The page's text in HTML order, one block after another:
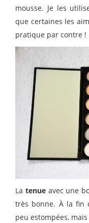
mousse. Je les
que certaines les
pratique par contre !
La tenueavec une
très bonne. À la fin
peu estompées,